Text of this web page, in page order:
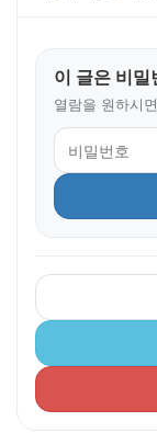
이 글은 비
열람을 원하시